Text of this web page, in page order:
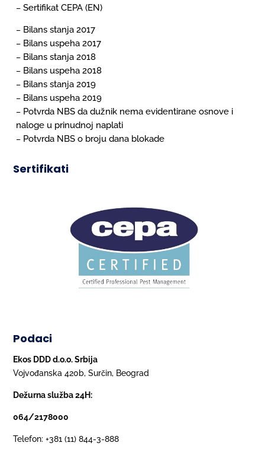
–Sertifikat CEPA (EN)
– Bilans stanja 2017
– Bilans uspeha 2017
– Bilans stanja 2018
– Bilans uspeha 2018
– Bilans stanja 2019
– Bilans uspeha 2019
– Potvrda NBS da dužnik nema evidentirane osnove i
naloge u prinudnoj naplati
– Potvrda NBS o broju dana blokade
Sertifikati
Podaci
Ekos DDD d.o.o. Srbija
Vojvođanska 420b, Surčin, Beograd
Dežurna služba 24H:
064/2178000
Telefon: +381 (11) 844-3-888